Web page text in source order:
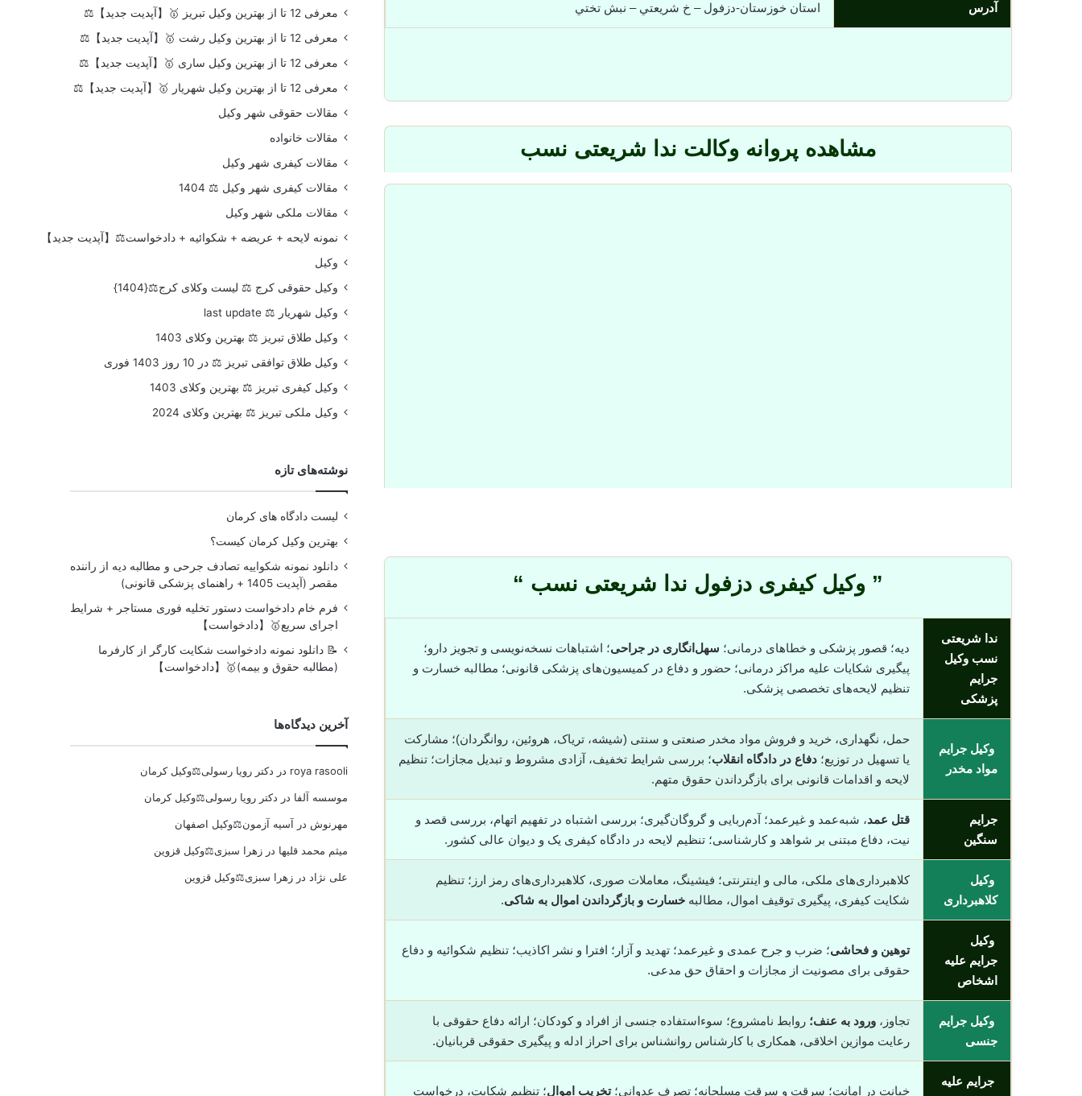
آدرس استان خوزستان-دزفول – خ شريعتي – نبش تختي
مشاهده پروانه وکالت ندا شریعتی نسب
” وکیل کیفری دزفول ندا شریعتی نسب “
ندا شریعتی
نسب وکیل
جرایم
پزشکی
دیه؛ قصور پزشکی و خطاهای درمانی؛ سهل‌انگاری در جراحی؛ اشتباهات نسخه‌نویسی و تجویز دارو؛
پیگیری شکایات علیه مراکز درمانی؛ حضور و دفاع در کمیسیون‌های پزشکی قانونی؛ مطالبه خسارت و
تنظیم لایحه‌های تخصصی پزشکی.
وکیل جرایم
مواد مخدر
حمل، نگهداری، خرید و فروش مواد مخدر صنعتی و سنتی (شیشه، تریاک، هروئین، روانگردان)؛ مشارکت
یا تسهیل در توزیع؛ دفاع در دادگاه انقلاب؛ بررسی شرایط تخفیف، آزادی مشروط و تبدیل مجازات؛ تنظیم
لایحه و اقدامات قانونی برای بازگرداندن حقوق متهم.
جرایم
سنگین
قتل عمد، شبه‌عمد و غیرعمد؛ آدم‌ربایی و گروگان‌گیری؛ بررسی اشتباه در تفهیم اتهام، بررسی قصد و
نیت، دفاع مبتنی بر شواهد و کارشناسی؛ تنظیم لایحه در دادگاه کیفری یک و دیوان عالی کشور.
وکیل
کلاهبرداری
کلاهبرداری‌های ملکی، مالی و اینترنتی؛ فیشینگ، معاملات صوری، کلاهبرداری‌های رمز ارز؛ تنظیم
شکایت کیفری، پیگیری توقیف اموال، مطالبه خسارت و بازگرداندن اموال به شاکی.
وکیل
جرایم علیه
اشخاص
توهین و فحاشی؛ ضرب و جرح عمدی و غیرعمد؛ تهدید و آزار؛ افترا و نشر اکاذیب؛ تنظیم شکوائیه و دفاع
حقوقی برای مصونیت از مجازات و احقاق حق مدعی.
وکیل جرایم
جنسی
تجاوز، ورود به عنف؛ روابط نامشروع؛ سوءاستفاده جنسی از افراد و کودکان؛ ارائه دفاع حقوقی با
رعایت موازین اخلاقی، همکاری با کارشناس روانشناس برای احراز ادله و پیگیری حقوقی قربانیان.
جرایم علیه
خیانت در امانت؛ سرقت و سرقت مسلحانه؛ تصرف عدوانی؛تخریب اموال؛ تنظیم شکایت، درخواست
معرفی 12 تا از بهترین وکیل تبریز 🥇【آپدیت جدید】⚖️
معرفی 12 تا از بهترین وکیل رشت 🥇【آپدیت جدید】⚖️
معرفی 12 تا از بهترین وکیل ساری 🥇【آپدیت جدید】⚖️
معرفی 12 تا از بهترین وکیل شهریار 🥇【آپدیت جدید】⚖️
مقالات حقوقی شهر وکیل
مقالات خانواده
مقالات کیفری شهر وکیل
مقالات کیفری شهر وکیل ⚖️ 1404
مقالات ملکی شهر وکیل
نمونه لایحه + عریضه + شکوائیه + دادخواست⚖️【آپدیت جدید】
وکیل
وکیل حقوقی کرج ⚖️ لیست وکلای کرج⚖️{1404}
وکیل شهریار ⚖️ last update
وکیل طلاق تبریز ⚖️ بهترین وکلای 1403
وکیل طلاق توافقی تبریز ⚖️ در 10 روز 1403 فوری
وکیل کیفری تبریز ⚖️ بهترین وکلای 1403
وکیل ملکی تبریز ⚖️ بهترین وکلای 2024
نوشته‌های تازه
لیست دادگاه های کرمان
بهترین وکیل کرمان کیست؟
دانلود نمونه شکواییه تصادف جرحی و مطالبه دیه از راننده
مقصر (آپدیت 1405 + راهنمای پزشکی قانونی)
فرم خام دادخواست دستور تخلیه فوری مستاجر + شرایط
اجرای سریع🥇【دادخواست】
📝 دانلود نمونه دادخواست شکایت کارگر از کارفرما
(مطالبه حقوق و بیمه)🥇【دادخواست】
آخرین دیدگاه‌ها
roya rasooli در دکتر رویا رسولی⚖️وکیل کرمان
موسسه آلفا در دکتر رویا رسولی⚖️وکیل کرمان
مهرنوش در آسیه آزمون⚖️وکیل اصفهان
میثم محمد قلیها درزهرا سبزی⚖️وکیل قزوین
علی نژاد درزهرا سبزی⚖️وکیل قزوین